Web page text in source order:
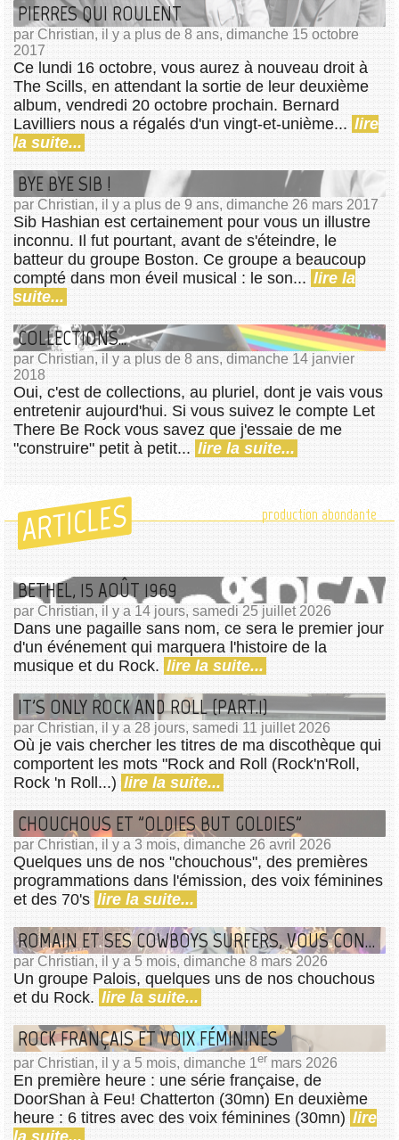
PIERRES QUI ROULENT
par Christian, il y a plus de 8 ans, dimanche 15 octobre
2017
Ce lundi 16 octobre, vous aurez à nouveau droit à
The Scills, en attendant la sortie de leur deuxième
album, vendredi 20 octobre prochain. Bernard
Lavilliers nous a régalés d'un vingt-et-unième... lire
la suite...
BYE BYE SIB !
par Christian, il y a plus de 9 ans, dimanche 26 mars 2017
Sib Hashian est certainement pour vous un illustre
inconnu. Il fut pourtant, avant de s'éteindre, le
batteur du groupe Boston. Ce groupe a beaucoup
compté dans mon éveil musical : le son... lire la
suite...
COLLECTIONS...
par Christian, il y a plus de 8 ans, dimanche 14 janvier
2018
Oui, c'est de collections, au pluriel, dont je vais vous
entretenir aujourd'hui. Si vous suivez le compte Let
There Be Rock vous savez que j'essaie de me
"construire" petit à petit... lire la suite...
ARTICLES production abondante
BETHEL, 15 AOÛT 1969
par Christian, il y a 14 jours, samedi 25 juillet 2026
Dans une pagaille sans nom, ce sera le premier jour
d'un événement qui marquera l'histoire de la
musique et du Rock. lire la suite...
IT'S ONLY ROCK AND ROLL (PART.1)
par Christian, il y a 28 jours, samedi 11 juillet 2026
Où je vais chercher les titres de ma discothèque qui
comportent les mots "Rock and Roll (Rock'n'Roll,
Rock 'n Roll...) lire la suite...
CHOUCHOUS ET "OLDIES BUT GOLDIES"
par Christian, il y a 3 mois, dimanche 26 avril 2026
Quelques uns de nos "chouchous", des premières
programmations dans l'émission, des voix féminines
et des 70's lire la suite...
ROMAIN ET SES COWBOYS SURFERS, VOUS CONNAISSEZ ?
par Christian, il y a 5 mois, dimanche 8 mars 2026
Un groupe Palois, quelques uns de nos chouchous
et du Rock. lire la suite...
ROCK FRANÇAIS ET VOIX FÉMININES
par Christian, il y a 5 mois, dimanche 1er mars 2026
En première heure : une série française, de
DoorShan à Feu! Chatterton (30mn) En deuxième
heure : 6 titres avec des voix féminines (30mn) lire